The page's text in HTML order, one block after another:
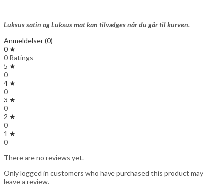
Luksus satin og Luksus mat kan tilvælges når du går til kurven.
Anmeldelser (0)
0 ★
0 Ratings
5 ★
0
4 ★
0
3 ★
0
2 ★
0
1 ★
0
There are no reviews yet.
Only logged in customers who have purchased this product may
leave a review.